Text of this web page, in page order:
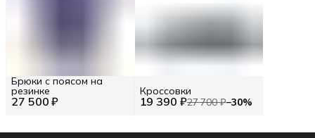
27 500 ₽
Брюки с поясом на
резинке
19 390 ₽27 700 ₽−30%
Кроссовки